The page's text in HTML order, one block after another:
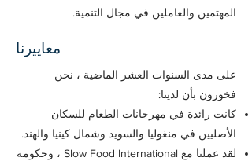
المهتمين والعاملين في مجال التنمية.
معاييرنا
على مدى السنوات العشر الماضية ، نحن
فخورون بأن لدينا:
كانت رائدة في مهرجانات الطعام للسكان
الأصليين في منغوليا والسويد وشمال كينيا والهند.
لقد عملنا مع Slow Food International ، وحكومة